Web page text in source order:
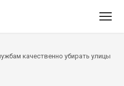
качественно убирать улицы